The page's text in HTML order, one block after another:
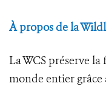
À propos de la
La WCS préserve la
monde entier grâce